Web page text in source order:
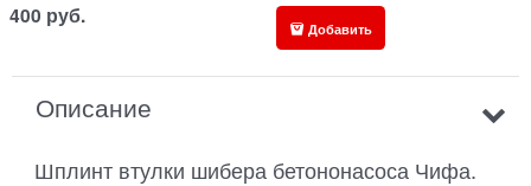
400 руб. Добавить
Описание
Шплинт втулки шибера бетононасоса Чифа.